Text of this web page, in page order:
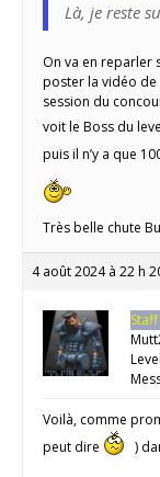
Là, je reste
On va en reparler
poster la vidéo
session du
voit le Boss du
puis il n’y a que
Très belle chute
4 août 2024 à 22 h
Staff
Voilà, comme
peut dire
)